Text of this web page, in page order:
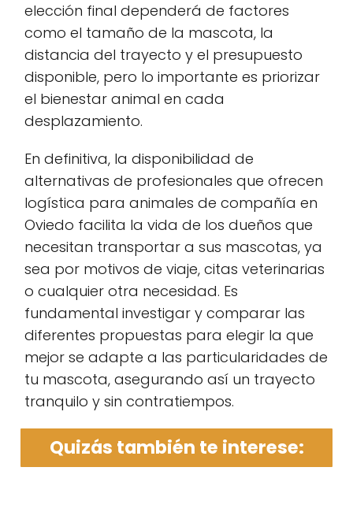
elección final dependerá de factores
como el tamaño de la mascota, la
distancia del trayecto y el presupuesto
disponible, pero lo importante es priorizar
el bienestar animal en cada
desplazamiento.
En definitiva, la disponibilidad de
alternativas de profesionales que ofrecen
logística para animales de compañía en
Oviedo facilita la vida de los dueños que
necesitan transportar a sus mascotas, ya
sea por motivos de viaje, citas veterinarias
o cualquier otra necesidad. Es
fundamental investigar y comparar las
diferentes propuestas para elegir la que
mejor se adapte a las particularidades de
tu mascota, asegurando así un trayecto
tranquilo y sin contratiempos.
Quizás también te interese: